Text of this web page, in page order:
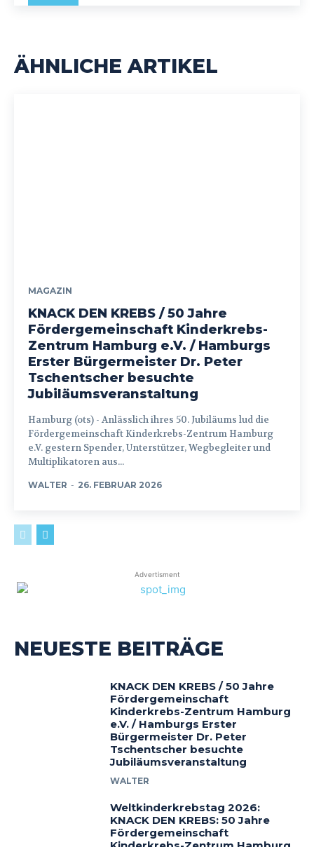
ÄHNLICHE ARTIKEL
MAGAZIN
KNACK DEN KREBS / 50 Jahre
Fördergemeinschaft Kinderkrebs-
Zentrum Hamburg e.V. / Hamburgs
Erster Bürgermeister Dr. Peter
Tschentscher besuchte
Jubiläumsveranstaltung
Hamburg (ots) - Anlässlich ihres 50. Jubiläums lud die
Fördergemeinschaft Kinderkrebs-Zentrum Hamburg
e.V. gestern Spender, Unterstützer, Wegbegleiter und
Multiplikatoren aus...
WALTER - 26. FEBRUAR 2026
Advertisment
NEUESTE BEITRÄGE
KNACK DEN KREBS / 50 Jahre
Fördergemeinschaft
Kinderkrebs-Zentrum Hamburg
e.V. / Hamburgs Erster
Bürgermeister Dr. Peter
Tschentscher besuchte
Jubiläumsveranstaltung
WALTER
Weltkinderkrebstag 2026:
KNACK DEN KREBS: 50 Jahre
Fördergemeinschaft